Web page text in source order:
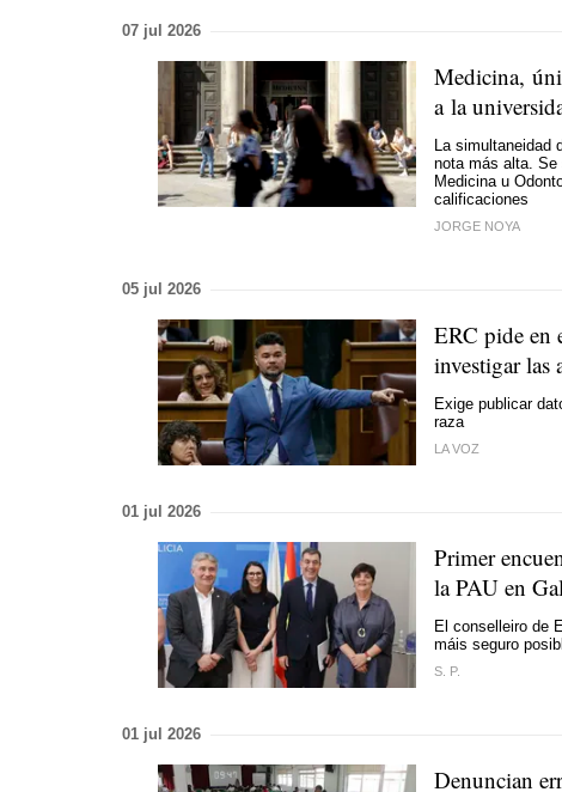
07 jul 2026
Medicina,
a la
La simultaneidad
nota más alta. Se
Medicina u
calificaciones
JORGE NOYA
05 jul 2026
ERC pide en
investigar las
Exige publicar
raza
LA VOZ
01 jul 2026
Primer
la PAU en
El conselleiro de
máis seguro
S. P.
01 jul 2026
Denuncian